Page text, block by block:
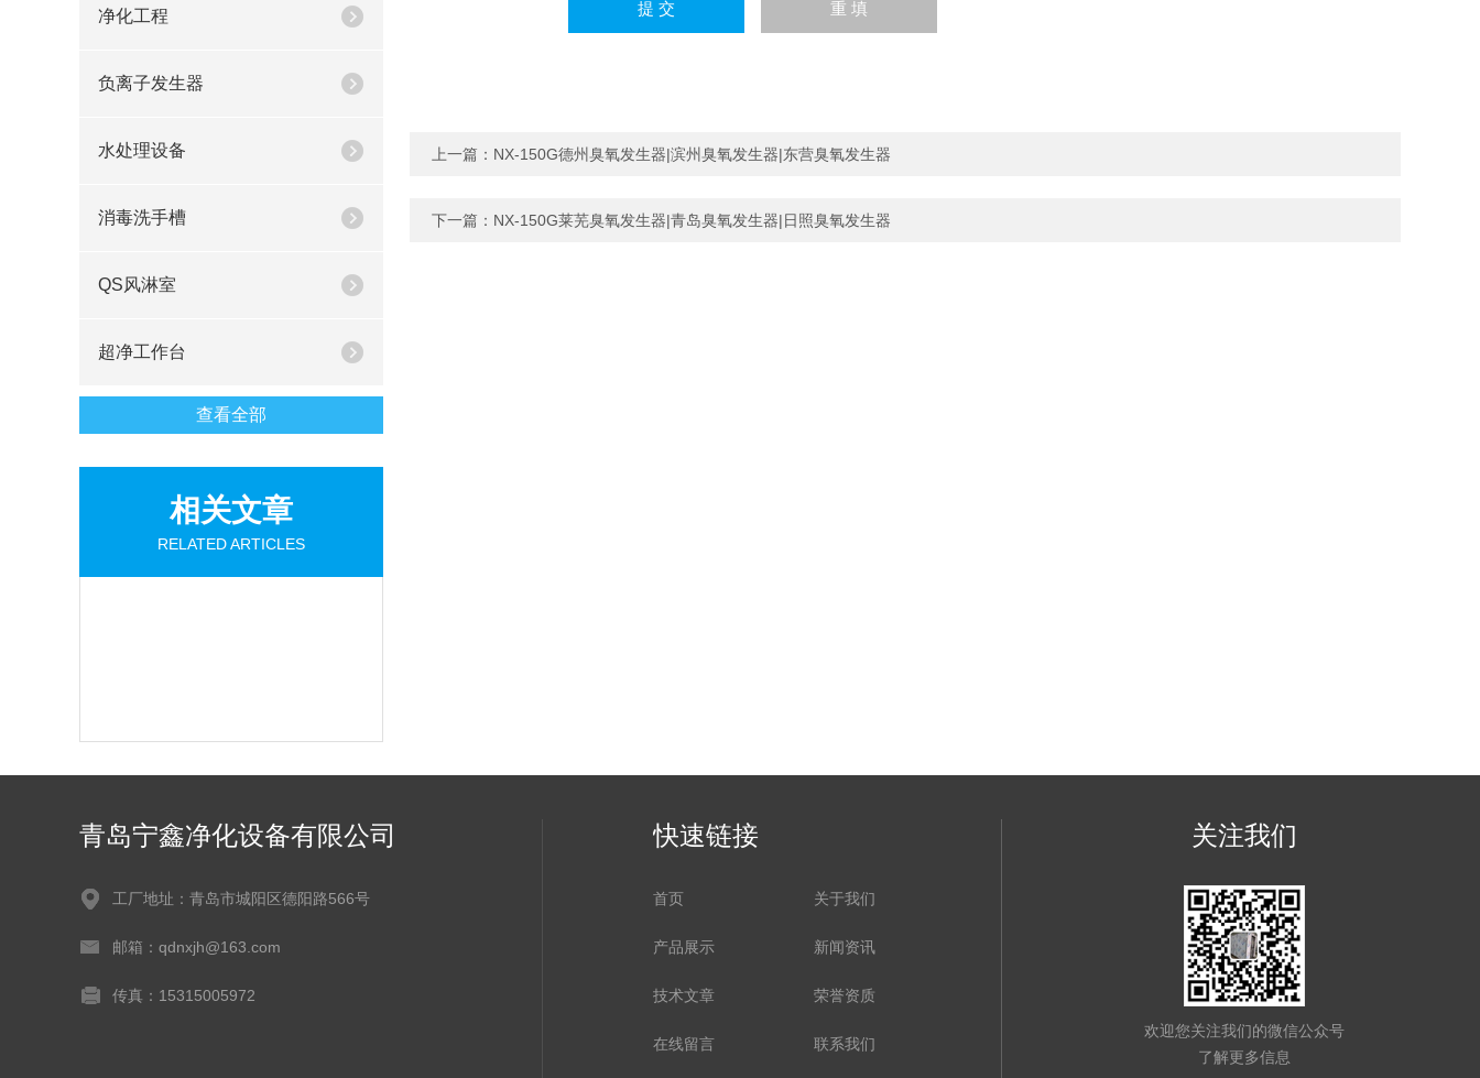
净化工程
负离子发生器
水处理设备
消毒洗手槽
QS风淋室
超净工作台
查看全部
相关文章
RELATED ARTICLES
上一篇： NX-150G德州臭氧发生器|滨州臭氧发生器|东营臭氧发生器
下一篇： NX-150G莱芜臭氧发生器|青岛臭氧发生器|日照臭氧发生器
青岛宁鑫净化设备有限公司
工厂地址：青岛市城阳区德阳路566号
邮箱：qdnxjh@163.com
传真：15315005972
快速链接
首页 关于我们
产品展示 新闻资讯
技术文章 荣誉资质
在线留言 联系我们
关注我们
欢迎您关注我们的微信公众号
了解更多信息